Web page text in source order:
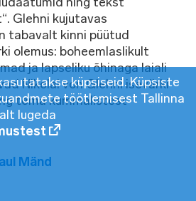
Glehni kujutavas
tabavalt kinni püütud
olemus: boheemlaslikult
ja lapseliku õhinaga laiali
Nikolai von Glehni isevärki
tema kummalistest
Mänd
küpsiseid. Küpsiste
töötlemisest Tallinna
lugeda